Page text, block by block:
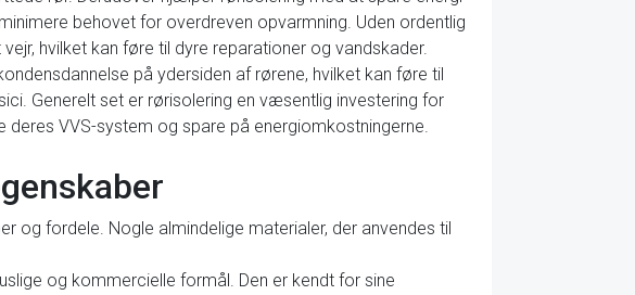
behovet for overdreven opvarmning. Uden ordentlig
hvilket kan føre til dyre reparationer og vandskader.
på ydersiden af rørene, hvilket kan føre til
Generelt set er rørisolering en væsentlig investering for
deres VVS-system og spare på energiomkostningerne.
og fordele. Nogle almindelige materialer, der anvendes til
og kommercielle formål. Den er kendt for sine